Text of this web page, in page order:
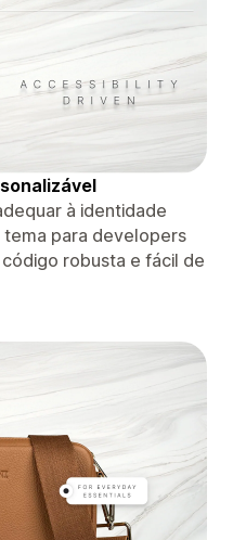
à identidade
tema para developers
robusta e fácil de